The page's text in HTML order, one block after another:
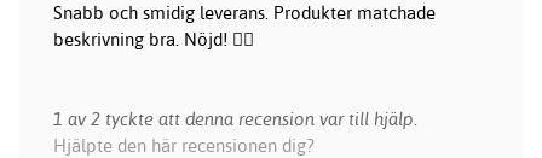
Snabb och smidig leverans. Produkter matchade
beskrivning bra. Nöjd! 👍🏻
1 av 2 tyckte att denna recension var till hjälp.
Hjälpte den här recensionen dig?